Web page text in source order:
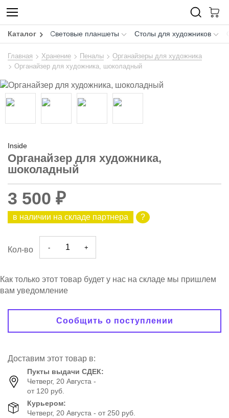
Каталог Световые планшеты Столы для художников
Главная Хранение Пеналы
Органайзеры для художника
Органайзер для художника, шоколадный
Inside
Органайзер для художника,
шоколадный
3 500 ₽
в наличии на складе партнера ?
Кол-во - +
Как только этот товар будет у нас на складе мы пришлем
вам уведомление
Сообщить о поступлении
Доставим этот товар в:
Пукты выдачи СДЕК:
Четверг, 20 Августа -
от 120 руб.
Курьером:
Четверг, 20 Августа - от 250 руб.